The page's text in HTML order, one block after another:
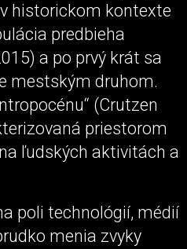
historickom kontexte
predbieha
a po prvý krát sa
mestským druhom.
(Crutzen
priestorom
ľudských aktivitách a
poli technológií, médií
menia zvyky